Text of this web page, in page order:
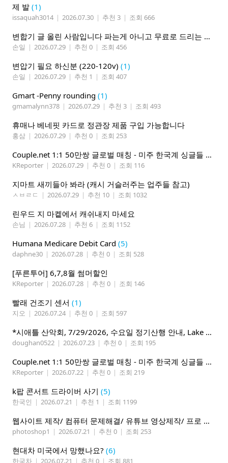
제 발 (1)
issaquah3014 | 2026.07.30 | 추천 3 | 조회 666
변합기 글 올린 사람입니다 파는게 아니고 무료로 드리는 겁니다 필요하신분 연락처 남겨주시면 됩니다
손일 | 2026.07.29 | 추천 0 | 조회 456
변압기 필요 하신분 (220-120v) (1)
손일 | 2026.07.29 | 추천 1 | 조회 407
Gmart -Penny rounding (1)
gmamalynn378 | 2026.07.29 | 추천 3 | 조회 493
휴매나 베네핏 카드로 정관장 제품 구입 가능합니다
홍삼 | 2026.07.29 | 추천 0 | 조회 253
Couple.net 1:1 50만쌍 글로벌 매칭 - 미주 한국계 싱글들 모이세요
KReporter | 2026.07.29 | 추천 0 | 조회 116
지마트 새끼들아 봐라 (캐시 거슬러주는 업주들 참고)
ㅅㅂㄹㄷ | 2026.07.29 | 추천 10 | 조회 1032
린우드 지 마켙에서 캐쉬내지 마세요
손님 | 2026.07.28 | 추천 6 | 조회 1152
Humana Medicare Debit Card (5)
daphne30 | 2026.07.28 | 추천 0 | 조회 528
[푸른투어] 6,7,8월 썸머할인
KReporter | 2026.07.28 | 추천 0 | 조회 146
빨래 건조기 센서 (1)
지오 | 2026.07.24 | 추천 0 | 조회 597
*시애틀 산악회, 7/29/2026, 수요일 정기산행 안내, Lake 22*
doughan0522 | 2026.07.23 | 추천 0 | 조회 195
Couple.net 1:1 50만쌍 글로벌 매칭 - 미주 한국계 싱글들 모이세요
KReporter | 2026.07.22 | 추천 0 | 조회 219
k팝 콘서트 드라이버 사기 (5)
한국인 | 2026.07.21 | 추천 1 | 조회 1199
웹사이트 제작/ 컴퓨터 문제해결/ 유튜브 영상제작/ 프로 사진촬영
photoshop1 | 2026.07.21 | 추천 0 | 조회 253
현대차 미국에서 망했나요? (6)
한국차 | 2026.07.21 | 추천 0 | 조회 881